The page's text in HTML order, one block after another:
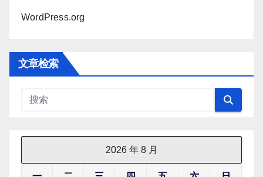
WordPress.org
文章检索
2026 年 8 月